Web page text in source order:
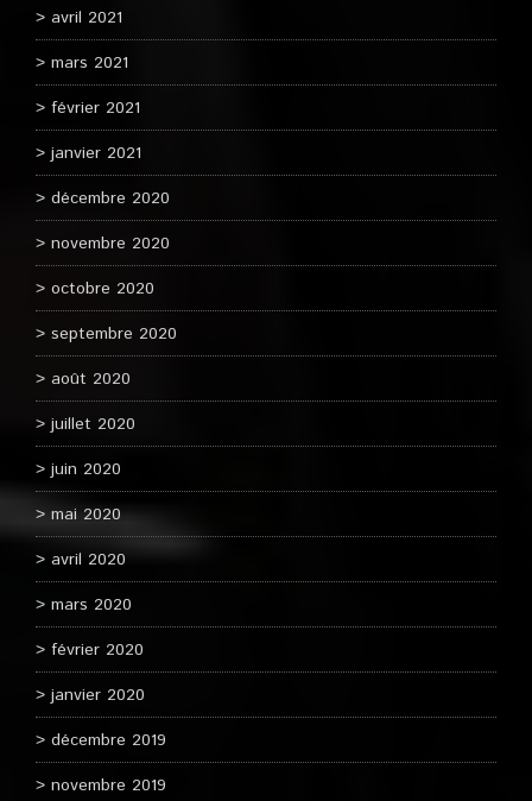
avril 2021
mars 2021
février 2021
janvier 2021
décembre 2020
novembre 2020
octobre 2020
septembre 2020
août 2020
juillet 2020
juin 2020
mai 2020
avril 2020
mars 2020
février 2020
janvier 2020
décembre 2019
novembre 2019